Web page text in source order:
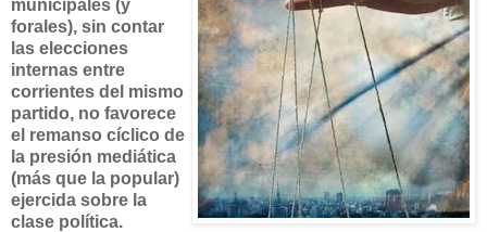
municipales (y
forales), sin contar
las elecciones
internas entre
corrientes del mismo
partido, no favorece
el remanso cíclico de
la presión mediática
(más que la popular)
ejercida sobre la
clase política.